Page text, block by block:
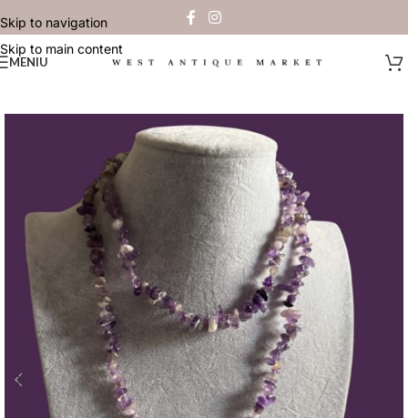
Skip to navigation
Skip to main content
MENIU